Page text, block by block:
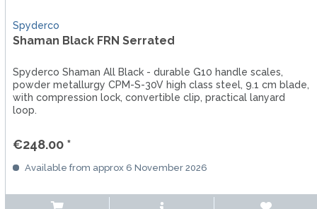
Spyderco
Shaman Black FRN Serrated
Spyderco Shaman All Black - durable G10 handle scales,
powder metallurgy CPM-S-30V high class steel, 9.1 cm blade,
with compression lock, convertible clip, practical lanyard
loop.
€248.00 *
Available from approx 6 November 2026